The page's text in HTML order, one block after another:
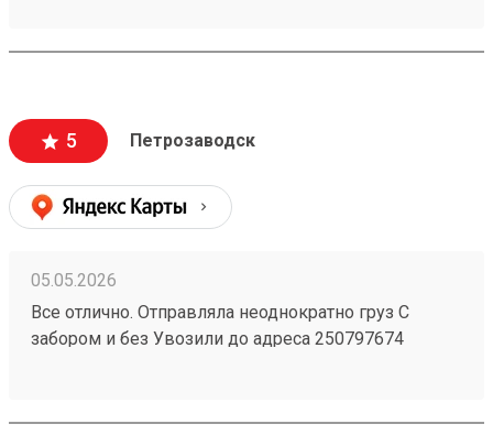
менеджеру Татьяне
5 Петрозаводск
05.05.2026
Все отлично. Отправляла неоднократно груз С
забором и без Увозили до адреса 250797674